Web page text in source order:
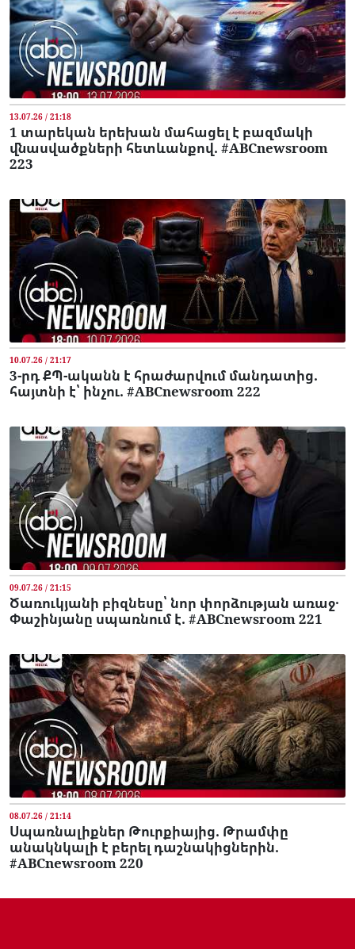
13.07.26 / 21:18
1 տարեկան երեխան մահացել է բազմակի
վնասվածքների հետևանքով. #ABCnewsroom
223
10.07.26 / 21:17
3-րդ ՔՊ-ականն է հրաժարվում մանդատից.
հայտնի է՝ ինչու. #ABCnewsroom 222
09.07.26 / 21:15
Ծառուկյանի բիզնեսը՝ նոր փորձության առաջ․
Փաշինյանը սպառնում է. #ABCnewsroom 221
08.07.26 / 21:14
Սպառնալիքներ Թուրքիայից. Թրամփը
անակնկալի է բերել դաշնակիցներին.
#ABCnewsroom 220